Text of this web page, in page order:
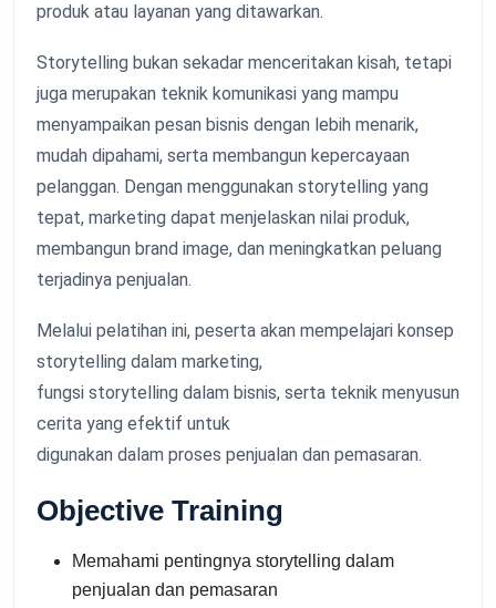
produk atau layanan yang ditawarkan.
Storytelling bukan sekadar menceritakan kisah, tetapi
juga merupakan teknik komunikasi yang mampu
menyampaikan pesan bisnis dengan lebih menarik,
mudah dipahami, serta membangun kepercayaan
pelanggan. Dengan menggunakan storytelling yang
tepat, marketing dapat menjelaskan nilai produk,
membangun brand image, dan meningkatkan peluang
terjadinya penjualan.
Melalui pelatihan ini, peserta akan mempelajari konsep
storytelling dalam marketing,
fungsi storytelling dalam bisnis, serta teknik menyusun
cerita yang efektif untuk
digunakan dalam proses penjualan dan pemasaran.
Objective Training
Memahami pentingnya storytelling dalam
penjualan dan pemasaran